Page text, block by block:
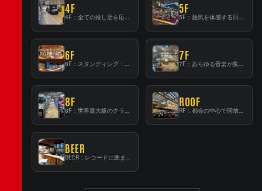
4F
4F：全ての推し活を応援するフロア！
5F
5F：熱気を体感する日本一のK-POP空間！
6F
6F：スタンディング・ビアバーを新設した日本最大規模のレコード専門フロア！
7F
7F：あらゆる音楽が集結する最多ジャンルフロア！
8F
8F：世界最大級のクラシック音楽専門フロア！
ROOF
RF：都会の中心で開放感あふれるルーフトップイベントスペース
BEER
BEER：レコードに囲まれたスタンディングバー